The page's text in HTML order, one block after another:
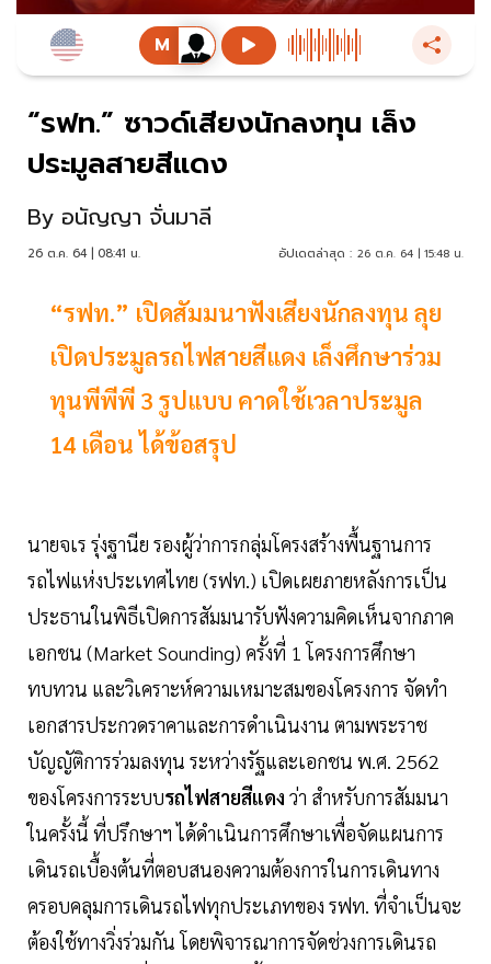
“รฟท.” ซาวด์เสียงนักลงทุน เล็ง
ประมูลสายสีแดง
By อนัญญา จั่นมาลี
26 ต.ค. 64 | 08:41 น. อัปเดตล่าสุด : 26 ต.ค. 64 | 15:48 น.
“รฟท.” เปิดสัมมนาฟังเสียงนักลงทุน ลุย
เปิดประมูลรถไฟสายสีแดง เล็งศึกษาร่วม
ทุนพีพีพี 3 รูปแบบ คาดใช้เวลาประมูล
14 เดือน ได้ข้อสรุป
นายจเร รุ่งฐานีย รองผู้ว่าการกลุ่มโครงสร้างพื้นฐานการ
รถไฟแห่งประเทศไทย (รฟท.) เปิดเผยภายหลังการเป็น
ประธานในพิธีเปิดการสัมมนารับฟังความคิดเห็นจากภาค
เอกชน (Market Sounding) ครั้งที่ 1 โครงการศึกษา
ทบทวน และวิเคราะห์ความเหมาะสมของโครงการ จัดทำ
เอกสารประกวดราคาและการดำเนินงาน ตามพระราช
บัญญัติการร่วมลงทุน ระหว่างรัฐและเอกชน พ.ศ. 2562
ของโครงการระบบรถไฟสายสีแดง ว่า สำหรับการสัมมนา
ในครั้งนี้ ที่ปรึกษาฯ ได้ดำเนินการศึกษาเพื่อจัดแผนการ
เดินรถเบื้องต้นที่ตอบสนองความต้องการในการเดินทาง
ครอบคลุมการเดินรถไฟทุกประเภทของ รฟท. ที่จำเป็นจะ
ต้องใช้ทางวิ่งร่วมกัน โดยพิจารณาการจัดช่วงการเดินรถ